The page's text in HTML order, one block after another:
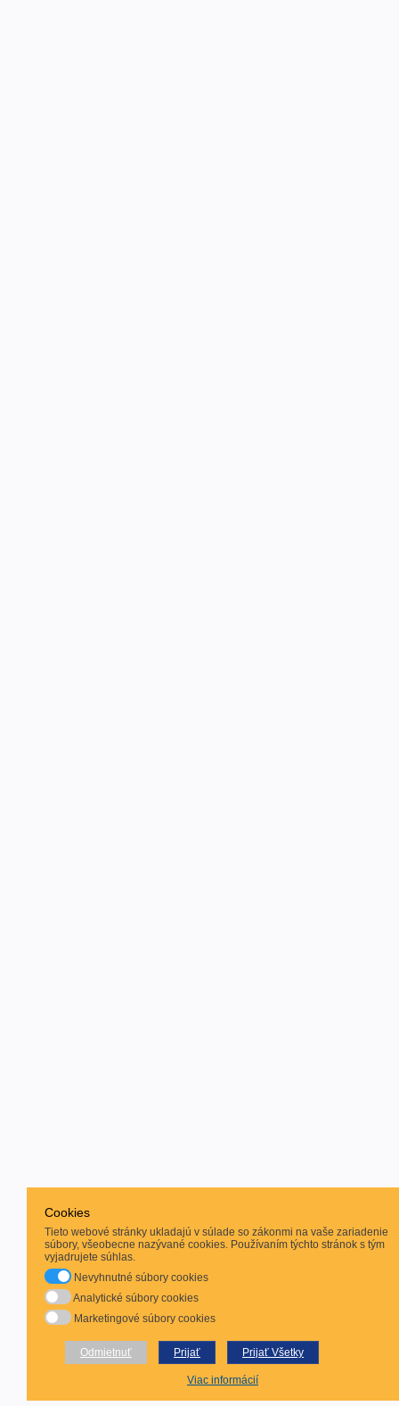
Cookies
Tieto webové stránky ukladajú v súlade so zákonmi na vaše zariadenie
súbory, všeobecne nazývané cookies. Používaním týchto stránok s tým
vyjadrujete súhlas.
Nevyhnutné súbory cookies
Analytické súbory cookies
Marketingové súbory cookies
Odmietnuť Prijať Prijať Všetky
Viac informácií